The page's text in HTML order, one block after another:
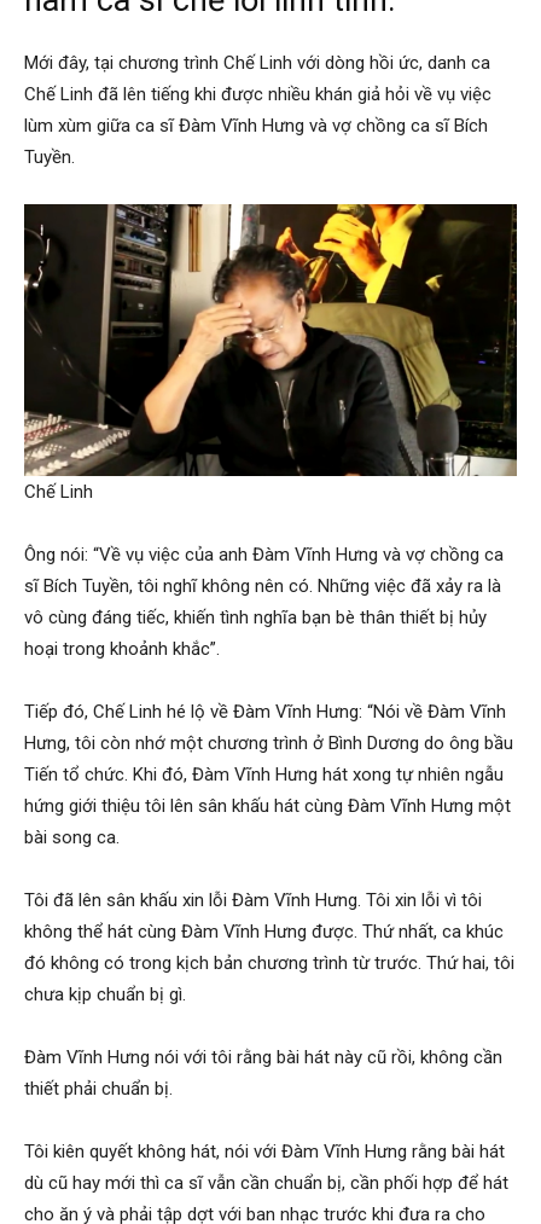
Mới đây, tại chương trình Chế Linh với dòng hồi ức, danh ca
Chế Linh đã lên tiếng khi được nhiều khán giả hỏi về vụ việc
lùm xùm giữa ca sĩ Đàm Vĩnh Hưng và vợ chồng ca sĩ Bích
Tuyền.
Chế Linh
Ông nói: “Về vụ việc của anh Đàm Vĩnh Hưng và vợ chồng ca
sĩ Bích Tuyền, tôi nghĩ không nên có. Những việc đã xảy ra là
vô cùng đáng tiếc, khiến tình nghĩa bạn bè thân thiết bị hủy
hoại trong khoảnh khắc”.
Tiếp đó, Chế Linh hé lộ về Đàm Vĩnh Hưng: “Nói về Đàm Vĩnh
Hưng, tôi còn nhớ một chương trình ở Bình Dương do ông bầu
Tiến tổ chức. Khi đó, Đàm Vĩnh Hưng hát xong tự nhiên ngẫu
hứng giới thiệu tôi lên sân khấu hát cùng Đàm Vĩnh Hưng một
bài song ca.
Tôi đã lên sân khấu xin lỗi Đàm Vĩnh Hưng. Tôi xin lỗi vì tôi
không thể hát cùng Đàm Vĩnh Hưng được. Thứ nhất, ca khúc
đó không có trong kịch bản chương trình từ trước. Thứ hai, tôi
chưa kịp chuẩn bị gì.
Đàm Vĩnh Hưng nói với tôi rằng bài hát này cũ rồi, không cần
thiết phải chuẩn bị.
Tôi kiên quyết không hát, nói với Đàm Vĩnh Hưng rằng bài hát
dù cũ hay mới thì ca sĩ vẫn cần chuẩn bị, cần phối hợp để hát
cho ăn ý và phải tập dợt với ban nhạc trước khi đưa ra cho